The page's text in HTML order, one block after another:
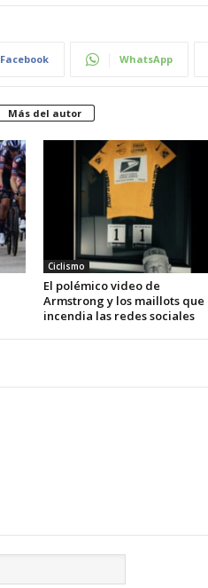
Facebook WhatsApp
Más del autor
Ciclismo
El polémico video de
Armstrong y los maillots que
incendia las redes sociales